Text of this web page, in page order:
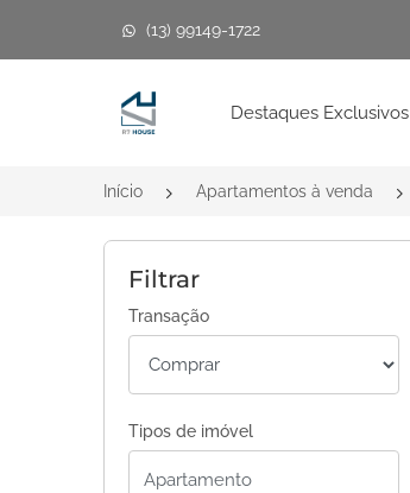
(13) 99149-1722
Página inicial
Destaques Exclusivos
Início Apartamentos à venda
Filtrar
Transação
Tipos de imóvel